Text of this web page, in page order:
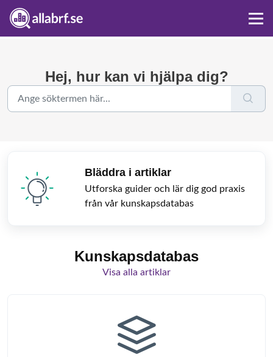
Hej, hur kan vi hjälpa dig?
Bläddra i artiklar
Utforska guider och lär dig god praxis
från vår kunskapsdatabas
Kunskapsdatabas
Visa alla artiklar